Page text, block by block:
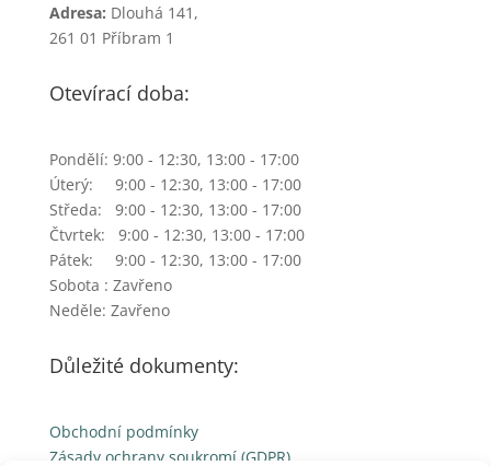
Adresa: Dlouhá 141,
261 01 Příbram 1
Otevírací doba:
Pondělí: 9:00 - 12:30, 13:00 - 17:00
Úterý: 9:00 - 12:30, 13:00 - 17:00
Středa: 9:00 - 12:30, 13:00 - 17:00
Čtvrtek: 9:00 - 12:30, 13:00 - 17:00
Pátek: 9:00 - 12:30, 13:00 - 17:00
Sobota : Zavřeno
Neděle: Zavřeno
Důležité dokumenty:
Obchodní podmínky
Zásady ochrany soukromí (GDPR)